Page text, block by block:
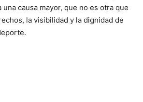
causa mayor, que no es otra que
la visibilidad y la dignidad de